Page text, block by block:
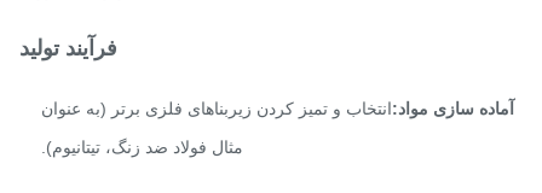
فرآیند تولید
سازی مواد: انتخاب و تمیز کردن زیربناهای فلزی برتر (به عنوان
مثال فولاد ضد زنگ، تیتانیوم).